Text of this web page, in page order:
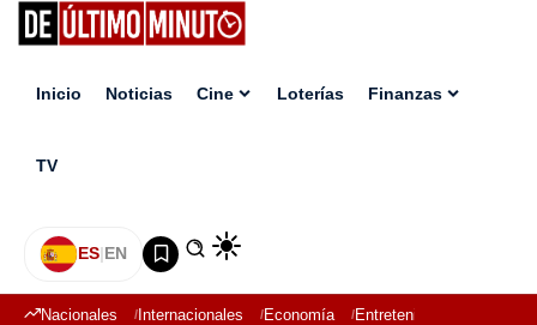
Inicio Noticias Cine Loterías Finanzas
TV
ES|EN
Nacionales Internacionales Economía Entretenimiento